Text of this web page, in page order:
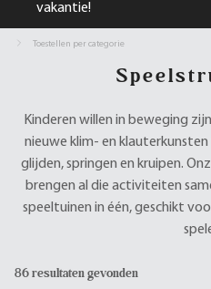
vakantie!
Toestellen per categorie
Kinderen willen in beweging
nieuwe klim- en
glijden, springen en kruipen.
brengen al die activiteiten
speeltuinen in één, geschikt
86 resultaten gevonden